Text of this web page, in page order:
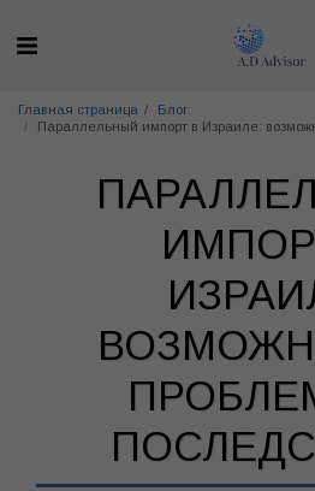
Главная страница
Блог
Параллельный импорт в Израиле: